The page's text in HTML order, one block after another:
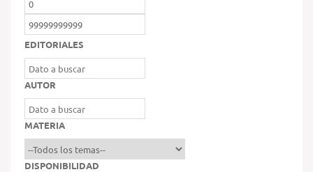
EDITORIALES
AUTOR
MATERIA
DISPONIBILIDAD